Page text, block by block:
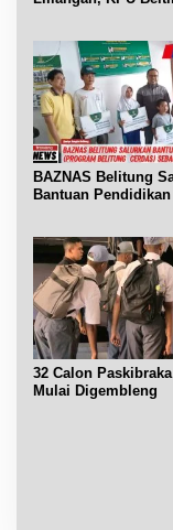
BAZNAS Belitung
Bantuan
32 Calon
Mulai Digembleng